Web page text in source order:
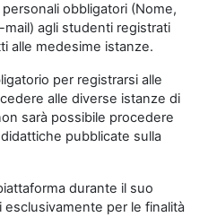
obbligatori (Nome,
agli studenti registrati
alle medesime istanze.
per registrarsi alle
alle diverse istanze di
sarà possibile procedere
pubblicate sulla
durante il suo
per le finalità